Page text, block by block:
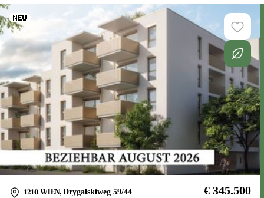
1210 WIEN, Drygalskiweg 59/44 € 345.500